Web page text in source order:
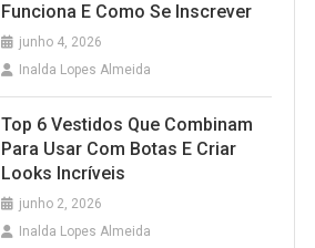
Funciona E Como Se Inscrever
junho 4, 2026
Inalda Lopes Almeida
Top 6 Vestidos Que Combinam
Para Usar Com Botas E Criar
Looks Incríveis
junho 2, 2026
Inalda Lopes Almeida